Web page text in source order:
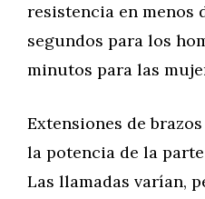
resistencia en menos
segundos para los
minutos para las
Extensiones de
la potencia de la
Las llamadas varían,